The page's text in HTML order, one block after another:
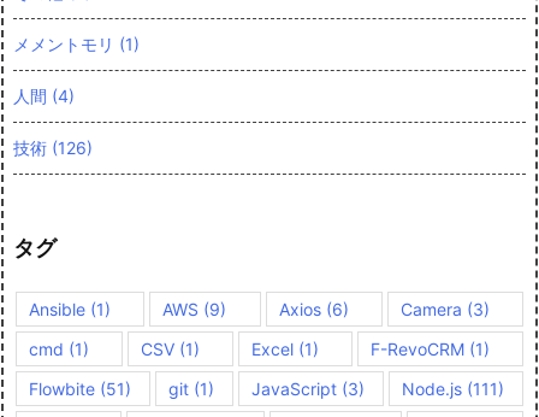
メメントモリ (1)
人間 (4)
技術 (126)
タグ
Ansible (1) AWS (9) Axios(6) Camera (3)
cmd (1) CSV (1) Excel (1) F-RevoCRM (1)
Flowbite (51) git (1) JavaScript (3) Node.js (111)